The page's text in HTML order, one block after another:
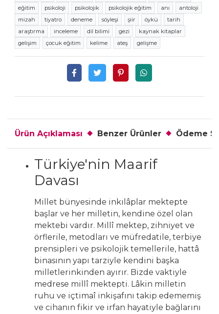
eğitim
psikoloji psikolojik psikolojik eğitim anı
antoloji
mizah
tiyatro deneme söyleşi şiir öykü
tarih
araştırma
inceleme dil bilimi gezi
kaynak kitaplar
gelişim
çocuk eğitim kelime ateş gelişme
Ürün Açıklaması Benzer Ürünler Ödeme
Türkiye'nin Maarif
Davası
Millet bünyesinde inkılâplar mektepte
başlar ve her milletin, kendine özel olan
mektebi vardır. Millî mektep, zihniyet ve
örflerile, metodları ve müfredatile, terbiye
prensipleri ve psikolojik temellerile, hattâ
binasının yapı tarziyle kendini başka
milletlerinkinden ayırır. Bizde vaktiyle
medrese millî mektepti. Lâkin milletin
ruhu ve içtimaî inkişafını takip edememiş
ve cihanın fikir ve irfan hayatiyle bağlarını